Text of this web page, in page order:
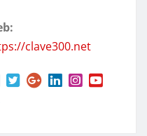
clave300.net